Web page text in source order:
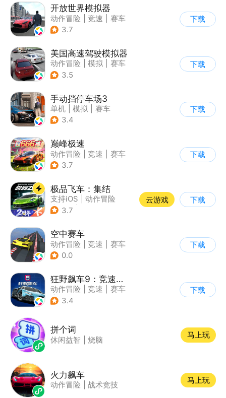
开放世界模拟器
动作冒险 竞速
赛车
| 开放世界
3.7
下载
美国高速驾驶模拟器
动作冒险 模拟
赛车
| 写实
3.5
下载
手动挡停车场3
单机 模拟
赛车
| 开放世界
3.4
下载
巅峰极速
动作冒险 竞速
赛车
| 漂移
3.7
下载
极品飞车：集结
支持iOS
动作冒险
| 竞速
3.7
云游戏 下载
空中赛车
动作冒险 竞速
赛车
| 卡通
0.0
下载
狂野飙车9：竞速传奇
动作冒险 竞速
赛车
| 狂野飙车
3.4
下载
拼个词
休闲益智 烧脑
马上玩
火力飙车
动作冒险 战术竞技
马上玩